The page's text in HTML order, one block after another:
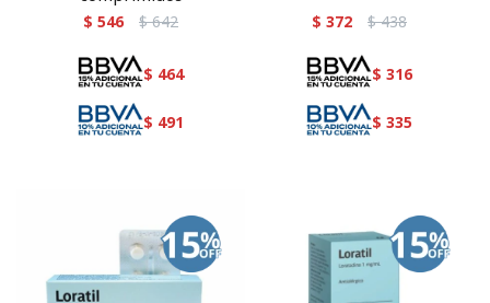
$ 546 $ 642
$ 464
$ 491
$ 372 $ 438
$ 316
$ 335